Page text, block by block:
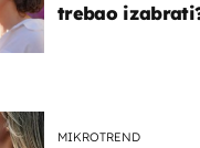
trebao
MIKROTREND